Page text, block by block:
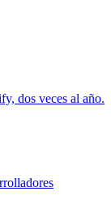
dos veces al año.